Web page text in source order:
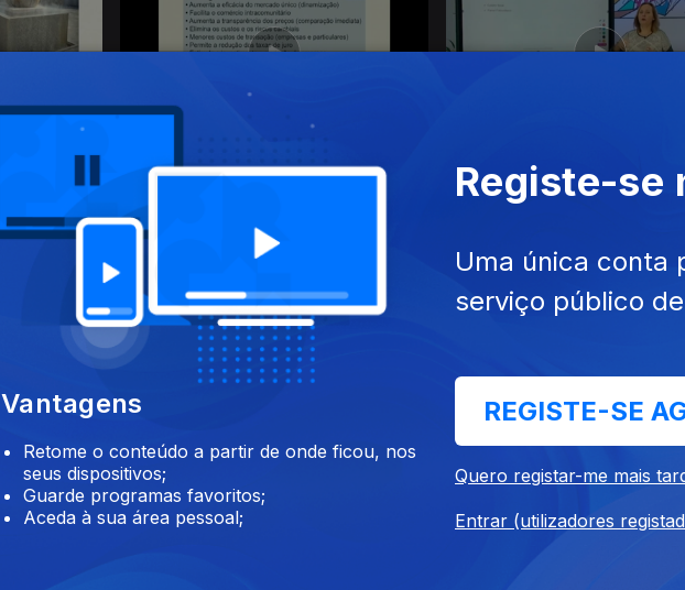
Ep. 25 22 mai. 2020 Ep. 24 21 mai. 2020
Ep. 21 15 mai. 2020
Vantagens
Retome o conteúdo a partir de onde ficou, nos
seus dispositivos;
Guarde programas favoritos;
Aceda à sua área pessoal;
Registe-se
Uma única conta
serviço público
REGISTE-SE
Quero registar-me mais
Entrar (utilizadores